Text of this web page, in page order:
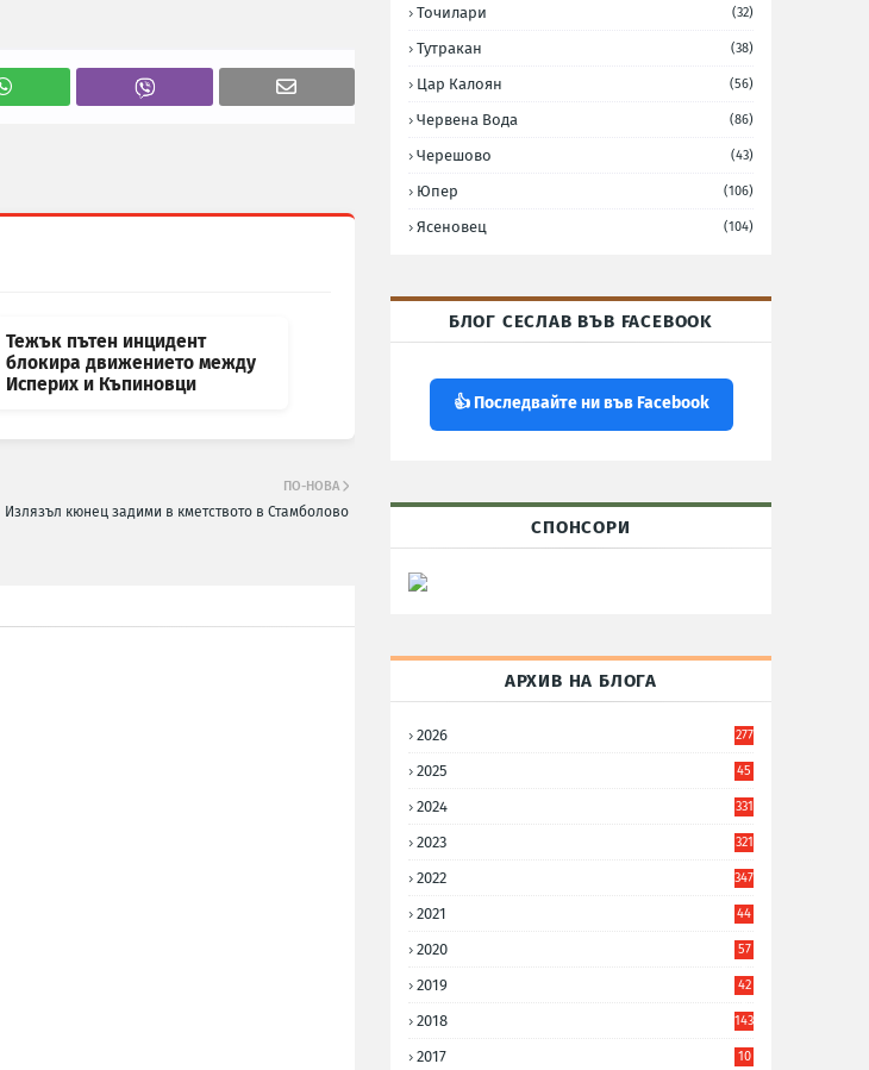
Тежък пътен инцидент
блокира движението между
Исперих и Къпиновци
ПО-НОВА
Излязъл кюнец задими в кметството в Стамболово
Точилари (32)
Тутракан (38)
Цар Калоян (56)
Червена Вода (86)
Черешово (43)
Юпер (106)
Ясеновец (104)
БЛОГ СЕСЛАВ ВЪВ FACEBOOK
👍 Последвайте ни във Facebook
СПОНСОРИ
АРХИВ НА БЛОГА
2026 277
2025
45
2024 331
2023 321
2022 347
2021
44
2020
57
2019
42
2018 143
2017
10